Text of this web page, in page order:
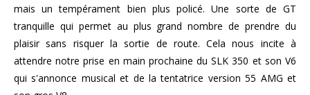
mais un tempérament bien plus policé. Une sorte de GT
tranquille qui permet au plus grand nombre de prendre du
plaisir sans risquer la sortie de route. Cela nous incite à
attendre notre prise en main prochaine du SLK 350 et son V6
qui s'annonce musical et de la tentatrice version 55 AMG et